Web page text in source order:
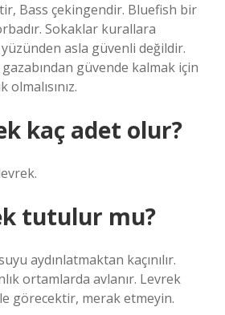
Bass çekingendir. Bluefish bir
Sokaklar kurallara
asla güvenli değildir.
gazabından güvende kalmak için
kaç adet olur?
tutulur mu?
aydınlatmaktan kaçınılır.
ortamlarda avlanır. Levrek
görecektir, merak etmeyin.